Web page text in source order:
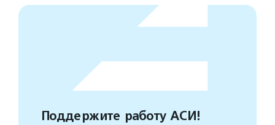
Поддержите работу АСИ!